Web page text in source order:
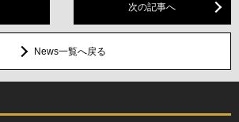
次の記事へ
News一覧へ戻る